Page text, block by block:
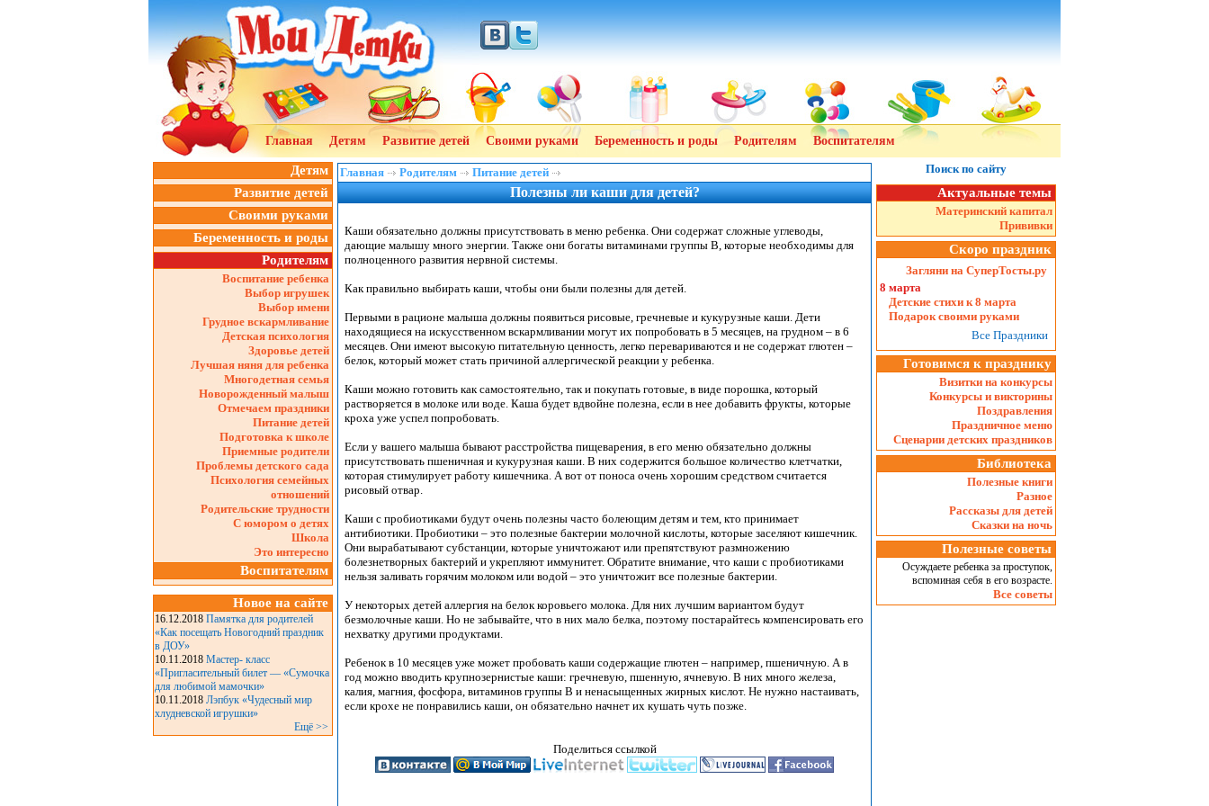
Главная Детям Развитие детей Своими руками Беременность и роды Родителям Воспитателям
Детям
Развитие детей
Своими руками
Беременность и роды
Родителям
Воспитание ребенка
Выбор игрушек
Выбор имени
Грудное вскармливание
Детская психология
Здоровье детей
Лучшая няня для ребенка
Многодетная семья
Новорожденный малыш
Отмечаем праздники
Питание детей
Подготовка к школе
Приемные родители
Проблемы детского сада
Психология семейных
отношений
Родительские трудности
С юмором о детях
Школа
Это интересно
Воспитателям
Новое на сайте
16.12.2018 Памятка для родителей
«Как посещать Новогодний праздник
в ДОУ»
10.11.2018 Мастер- класс
«Пригласительный билет — «Сумочка
для любимой мамочки»
10.11.2018 Лэпбук «Чудесный мир
хлудневской игрушки»
Ещё >>
Главная Родителям Питание детей
Полезны ли каши для детей?
Каши обязательно должны присутствовать в меню ребенка. Они содержат сложные углеводы,
дающие малышу много энергии. Также они богаты витаминами группы В, которые необходимы для
полноценного развития нервной системы.
Как правильно выбирать каши, чтобы они были полезны для детей.
Первыми в рационе малыша должны появиться рисовые, гречневые и кукурузные каши. Дети
находящиеся на искусственном вскармливании могут их попробовать в 5 месяцев, на грудном – в 6
месяцев. Они имеют высокую питательную ценность, легко перевариваются и не содержат глютен –
белок, который может стать причиной аллергической реакции у ребенка.
Каши можно готовить как самостоятельно, так и покупать готовые, в виде порошка, который
растворяется в молоке или воде. Каша будет вдвойне полезна, если в нее добавить фрукты, которые
кроха уже успел попробовать.
Если у вашего малыша бывают расстройства пищеварения, в его меню обязательно должны
присутствовать пшеничная и кукурузная каши. В них содержится большое количество клетчатки,
которая стимулирует работу кишечника. А вот от поноса очень хорошим средством считается
рисовый отвар.
Каши с пробиотиками будут очень полезны часто болеющим детям и тем, кто принимает
антибиотики. Пробиотики – это полезные бактерии молочной кислоты, которые заселяют кишечник.
Они вырабатывают субстанции, которые уничтожают или препятствуют размножению
болезнетворных бактерий и укрепляют иммунитет. Обратите внимание, что каши с пробиотиками
нельзя заливать горячим молоком или водой – это уничтожит все полезные бактерии.
У некоторых детей аллергия на белок коровьего молока. Для них лучшим вариантом будут
безмолочные каши. Но не забывайте, что в них мало белка, поэтому постарайтесь компенсировать его
нехватку другими продуктами.
Ребенок в 10 месяцев уже может пробовать каши содержащие глютен – например, пшеничную. А в
год можно вводить крупнозернистые каши: гречневую, пшенную, ячневую. В них много железа,
калия, магния, фосфора, витаминов группы В и ненасыщенных жирных кислот. Не нужно настаивать,
если крохе не понравились каши, он обязательно начнет их кушать чуть позже.
Поделиться ссылкой
Поиск по сайту
Актуальные темы
Материнский капитал
Прививки
Скоро праздник
Загляни на СуперТосты.ру
8 марта
Детские стихи к 8 марта
Подарок своими руками
Все Праздники
Готовимся к празднику
Визитки на конкурсы
Конкурсы и викторины
Поздравления
Праздничное меню
Сценарии детских праздников
Библиотека
Полезные книги
Разное
Рассказы для детей
Сказки на ночь
Полезные советы
Осуждаете ребенка за проступок,
вспоминая себя в его возрасте.
Все советы